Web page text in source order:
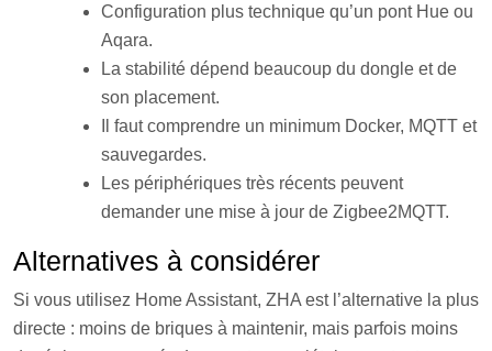
Configuration plus technique qu’un pont Hue ou
Aqara.
La stabilité dépend beaucoup du dongle et de
son placement.
Il faut comprendre un minimum Docker, MQTT et
sauvegardes.
Les périphériques très récents peuvent
demander une mise à jour de Zigbee2MQTT.
Alternatives à considérer
Si vous utilisez Home Assistant, ZHA est l’alternative la plus
directe : moins de briques à maintenir, mais parfois moins